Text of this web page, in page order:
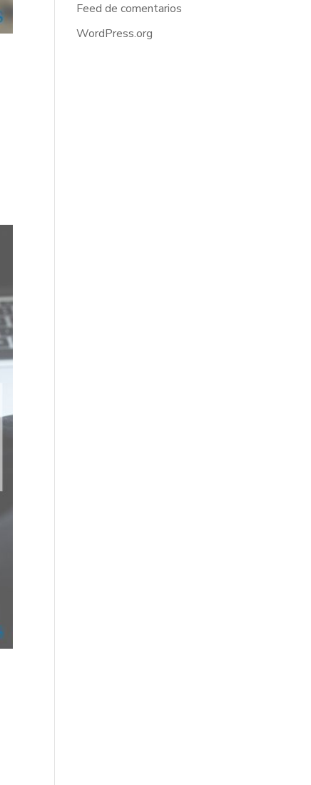
Feed de comentarios
WordPress.org